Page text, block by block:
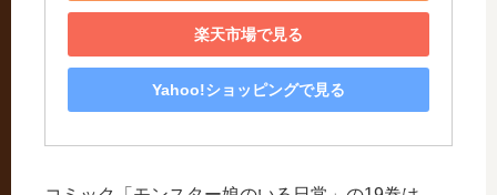
楽天市場で見る
Yahoo!ショッピングで見る